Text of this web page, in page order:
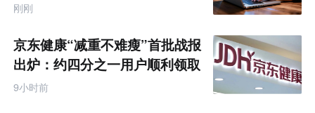
刚刚
京东健康“减重不难瘦”首批战报
出炉：约四分之一用户顺利领取
200元挑战金
9小时前